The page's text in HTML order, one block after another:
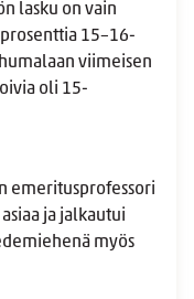
lasku on vain
15–16-
viimeisen
oli 15-
emeritusprofessori
ja jalkautui
myös